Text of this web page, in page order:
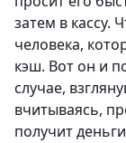
затем в кассу.
человека,
кэш. Вот он и
случае,
вчитываясь,
получит